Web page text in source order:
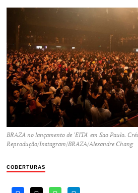
BRAZA no lançamento de 'EITA' em Sao Paulo.
Reprodução/Instagram/BRAZA/Alexandre Chang
COBERTURAS